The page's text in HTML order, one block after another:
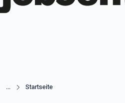
Startseite